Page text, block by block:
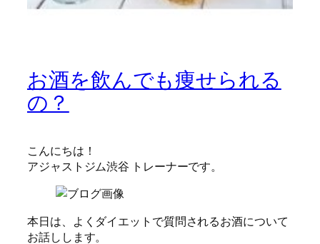
お酒を飲んでも痩せられる
の？
こんにちは！
アジャストジム渋谷 トレーナーです。
本日は、よくダイエットで質問されるお酒について
お話しします。